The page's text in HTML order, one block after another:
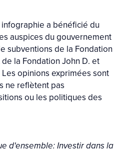
infographie a bénéficié du
auspices du gouvernement
subventions de la Fondation
la Fondation John D. et
Les opinions exprimées sont
ne reflètent pas
ou les politiques des
d'ensemble: Investir dans la